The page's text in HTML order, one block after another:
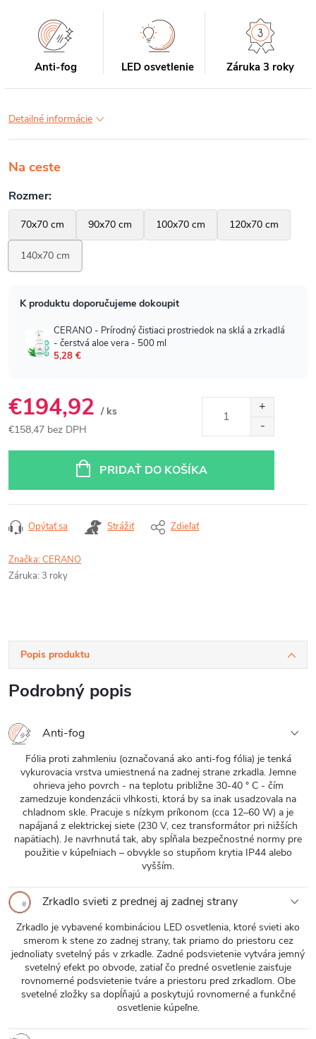
Anti-fog LED osvetlenie Záruka 3 roky
Detailné informácie
Na ceste
€194,92 / ks
€158,47 bez DPH
PRIDAŤ DO KOŠÍKA
Opýtať sa Strážiť Zdieľať
Značka:CERANO
Záruka: 3 roky
Popis produktu
Podrobný popis
Anti-fog
Fólia proti zahmleniu (označovaná ako anti-fog fólia) je tenká
vykurovacia vrstva umiestnená na zadnej strane zrkadla. Jemne
ohrieva jeho povrch - na teplotu približne 30-40 ° C - čím
zamedzuje kondenzácii vlhkosti, ktorá by sa inak usadzovala na
chladnom skle. Pracuje s nízkym príkonom (cca 12–60 W) a je
napájaná z elektrickej siete (230 V, cez transformátor pri nižších
napätiach). Je navrhnutá tak, aby spĺňala bezpečnostné normy pre
použitie v kúpeľniach – obvykle so stupňom krytia IP44 alebo
vyšším.
Zrkadlo svieti z prednej aj zadnej strany
Zrkadlo je vybavené kombináciou LED osvetlenia, ktoré svieti ako
smerom k stene zo zadnej strany, tak priamo do priestoru cez
jednoliaty svetelný pás v zrkadle. Zadné podsvietenie vytvára jemný
svetelný efekt po obvode, zatiaľ čo predné osvetlenie zaisťuje
rovnomerné podsvietenie tváre a priestoru pred zrkadlom. Obe
svetelné zložky sa dopĺňajú a poskytujú rovnomerné a funkčné
osvetlenie kúpeľne.